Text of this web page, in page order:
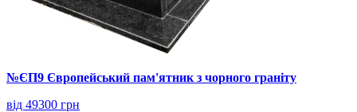
№ЄП9 Європейський пам'ятник з чорного граніту
від 49300 грн